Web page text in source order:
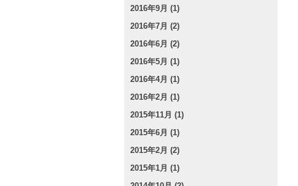
2016年9月 (1)
2016年7月 (2)
2016年6月 (2)
2016年5月 (1)
2016年4月 (1)
2016年2月 (1)
2015年11月 (1)
2015年6月 (1)
2015年2月 (2)
2015年1月 (1)